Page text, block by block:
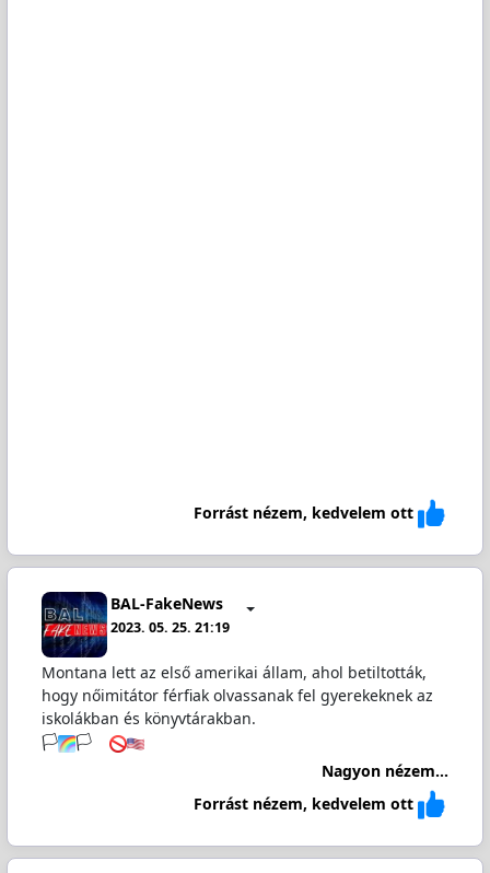
Forrást nézem, kedvelem ott
BAL-FakeNews
2023. 05. 25. 21:19
Montana lett az első amerikai állam, ahol betiltották,
hogy nőimitátor férfiak olvassanak fel gyerekeknek az
iskolákban és könyvtárakban.
🏳️‍
🏳️‍
Nagyon nézem...
Forrást nézem, kedvelem ott